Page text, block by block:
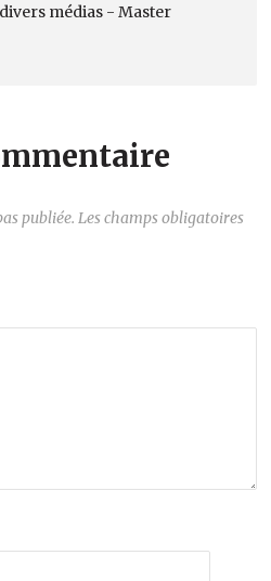
médias - Master
publiée. Les champs obligatoires